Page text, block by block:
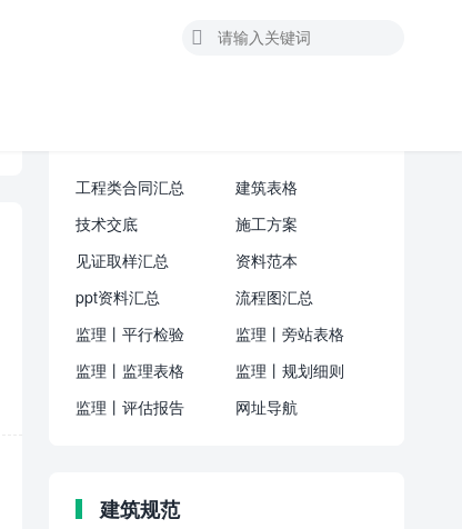

工程类合同汇总
建筑表格
技术交底
施工方案
见证取样汇总
资料范本
ppt资料汇总
流程图汇总
监理丨平行检验
监理丨旁站表格
监理丨监理表格
监理丨规划细则
监理丨评估报告
网址导航
建筑规范